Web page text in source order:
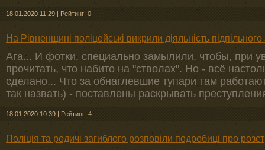
18.01.2020 11:29 | Рейтинг: 0
На Рівненщині поліцейські викрили діяльність
Ага... И фотки, специально замылили, чтобы, при
прочитать, что набито на "стволах". Но - всё
сделано... Что за обнаглевшие тупари там
так назвать) - поставлены раскрывать
18.01.2020 10:39 | Рейтинг: 4
Поліція та родичі загиблого розповіли подробиці про